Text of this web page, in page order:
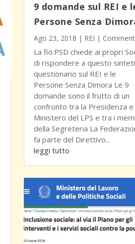
9 domande sul REI e
Persone Senza
Ago 23, 2018 | REI |
La fio.PSD chiede ai propri
di rispondere a questo
questionario sul REI e le
Persone Senza Dimora Le 9
domande sono il frutto di un
confronto tra la Presidenza e
Ministero del LPS e tra i
della Segreteria La
fa parte del Direttivo...
leggi tutto